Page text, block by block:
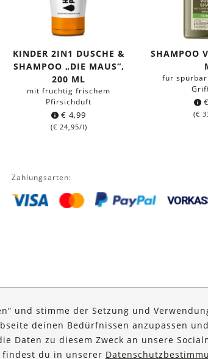
KINDER 2IN1 DUSCHE &
SHAMPOO „DIE MAUS“,
200 ML
mit fruchtig frischem
Pfirsichduft
€ 4,99
(€ 24,95/l)
SHAMPOO
für
€
(€
Zahlungsarten:
und stimme der Setzung und
deinen Bedürfnissen anzupassen
Daten zu diesem Zweck an unsere
du in unserer